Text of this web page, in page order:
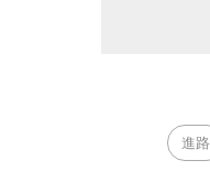
進路